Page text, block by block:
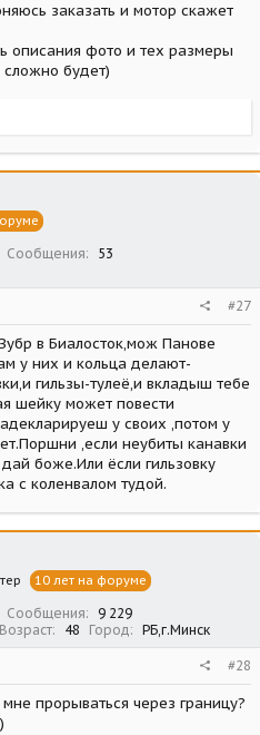
заказать и мотор скажет
описания фото и тех размеры
сложно будет)
Сообщения
53
#27
в Биалосток,мож Панове
у них и кольца делают-
гильзы-тулеё,и вкладыш тебе
шейку может повести
у своих ,потом у
,если неубиты канавки
боже.Или ёсли гильзовку
с коленвалом тудой.
10 лет на форуме
Сообщения
9 229
Возраст 48 Город РБ,г.Минск
#28
прорываться через границу?